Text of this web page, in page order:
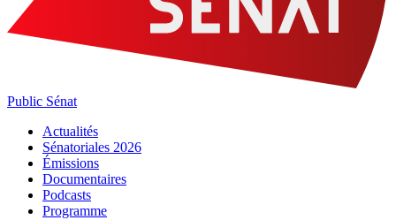
Public Sénat
Actualités
Sénatoriales 2026
Émissions
Documentaires
Podcasts
Programme